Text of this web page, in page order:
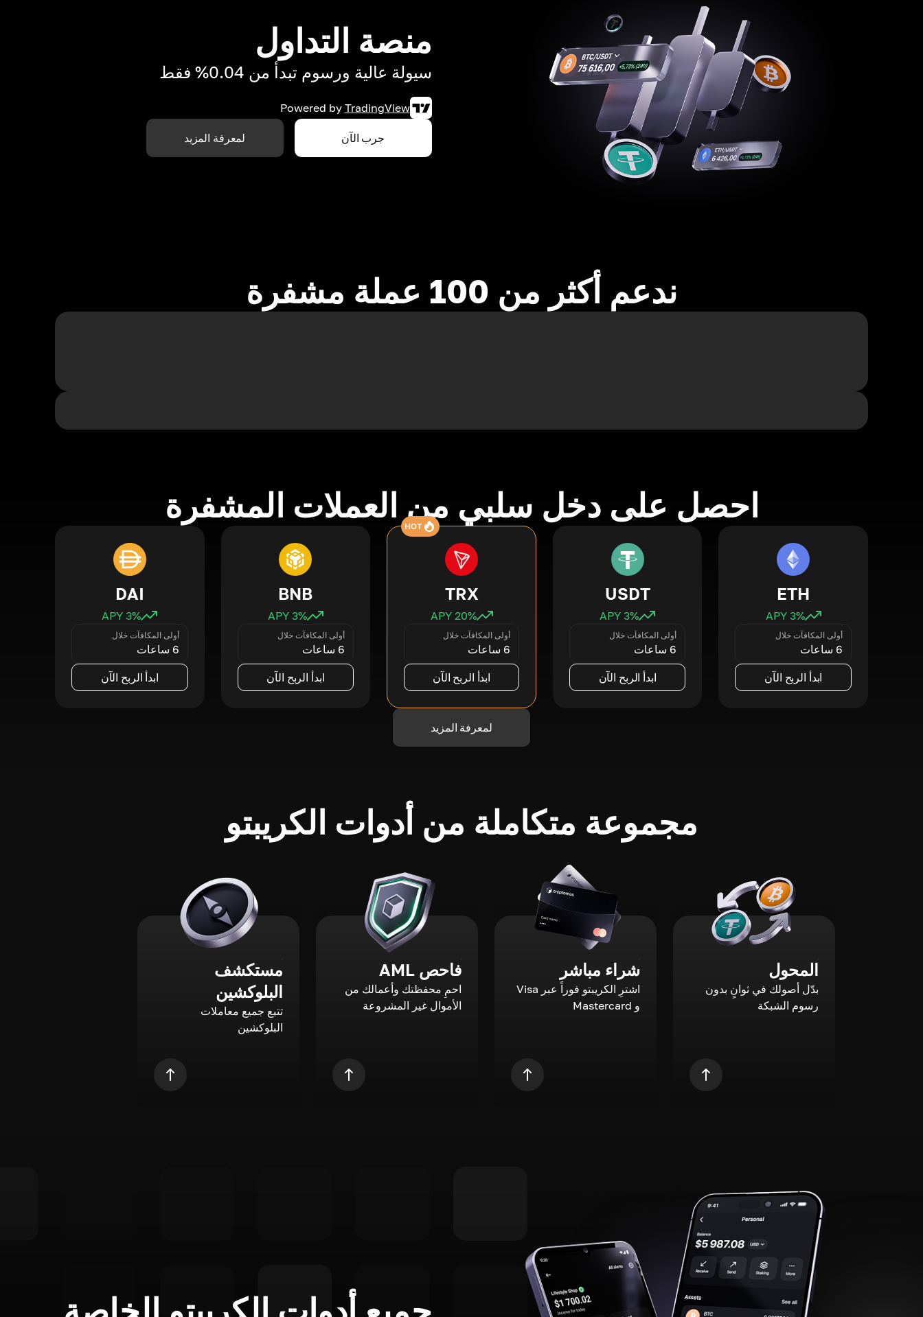
منصة التداول
سيولة عالية ورسوم تبدأ من 0.04% فقط
Powered by TradingView
جرب الآن لمعرفة المزيد
ندعم أكثر من 100 عملة مشفرة
احصل على دخل سلبي من العملات المشفرة
ETH
3% APY
أولى المكافآت خلال
6 ساعات
ابدأ الربح الآن
USDT
3% APY
أولى المكافآت خلال
6 ساعات
ابدأ الربح الآن
HOT
TRX
20% APY
أولى المكافآت خلال
6 ساعات
ابدأ الربح الآن
BNB
3% APY
أولى المكافآت خلال
6 ساعات
ابدأ الربح الآن
DAI
3% APY
أولى المكافآت خلال
6 ساعات
ابدأ الربح الآن
لمعرفة المزيد
مجموعة متكاملة من أدوات الكريبتو
المحول
بدّل أصولك في ثوانٍ بدون
رسوم الشبكة
شراء مباشر
اشترِ الكريبتو فوراً عبر Visa
و Mastercard
فاحص AML
احمِ محفظتك وأعمالك من
الأموال غير المشروعة
مستكشف
البلوكشين
تتبع جميع معاملات
البلوكشين